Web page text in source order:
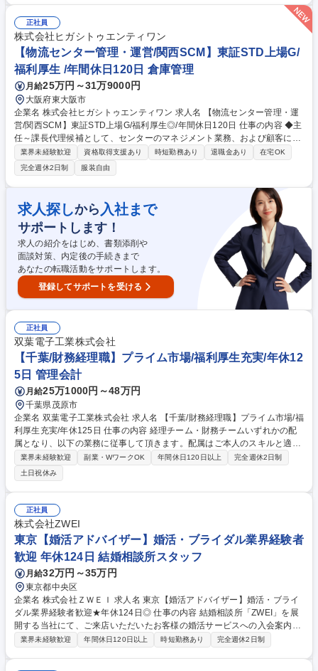
施 ■海外で導入するグローバル生産管理・調達システムの導入 ITコンサ
ル、海外の調達担当者とグローバル調達新業務の立案と決定 ■調達業務の
高度化・効率化を支えるツール開発と運用ルールの浸透 調達ビッグデータ
の戦略活用に向けた分析ツールの作成 (PowerBI) 募集職種 [調達DX］AIお
よび最新ITツールを活用した調達のDX改革 ★女性管理職候補★
正社員
株式会社ヒガシトゥエンティワン
【物流センター管理・運営/関西SCM】東証STD上場G/
福利厚生 /年間休日120日 倉庫管理
月給25万円～31万9000円
大阪府東大阪市
企業名 株式会社ヒガシトゥエンティワン 求人名 【物流センター管理・運
営/関西SCM】東証STD上場G/福利厚生◎/年間休日120日 仕事の内容 ◆主
任～課長代理候補として、センターのマネジメント業務、および顧客に対
する提案・折衝業務をご担当頂きます。将来的にはセンターの責任者を目
指していただくことも可能です◎ 【具体的に】作業の進捗管理や作業力の
把握・調整在庫管理、入出荷管理／スタッフマネジメント顧客への提案、
折衝業務／新たな仕組みの提案、倉庫内の業務改善など。作業者がより効
率的に作業を行えるよう、現場での指示・指導・業務改善などを行い、円
滑なセンター運営を行っていただきます。今後も3PL事業を中心に更なる
拡大を目指しており、新規センターの立上げ企画、事業部長など、チャン
スが多くあります。 募集職種 【物流センター管理・運営/関西SCM】東証
STD上場G/福利厚生◎/年間休日120日
業界未経験歓迎 資格取得支援あり 時短勤務あり 退職金あり
在宅OK
完全週休2日制
服装自由
求人探しから 入社まで
サポートします！
求人の紹介をはじめ、書類添削や
面談対策、内定後の手続きまで
あなたの転職活動をサポートします。
登録してサポートを受ける
正社員
双葉電子工業株式会社
【千葉/財務経理職】プライム市場/福利厚生充実/年休12
5日 管理会計
月給25万1000円～48万円
千葉県茂原市
企業名 双葉電子工業株式会社 求人名 【千葉/財務経理職】プライム市場/福
利厚生充実/年休125日 仕事の内容 経理チーム・財務チームいずれかの配
属となり、以下の業務に従事して頂きます。配属はご本人のスキルと適性
を見て下記業務をお任せいたします。 ・月次等の決算関連業務 ・固定資
産管理、債権債務処理、仕訳起票、チェック ・監査対応補佐・部門別製品
別損益予実績管理補佐 財務関連の経験を積み、当社のビジネスモデルへの
理解を深めながら、事業センターとの連携やグループ会社への赴任を見据
えた業務へとステップアップしていく想定です。 募集職種 【千葉/財務経
理職】プライム市場/福利厚生充実/年休125日
業界未経験歓迎 副業・WワークOK 年間休日120日以上
完全週休2日制
土日祝休み
正社員
株式会社ZWEI
東京【婚活アドバイザー】婚活・ブライダル業界経験者
歓迎 年休124日 結婚相談所スタッフ
月給32万円～35万円
東京都中央区
企業名 株式会社ＺＷＥＩ 求人名 東京【婚活アドバイザー】婚活・ブライ
ダル業界経験者歓迎★年休124日◎ 仕事の内容 結婚相談所「ZWEI」を展
開する当社にて、ご来店いただいたお客様の婚活サービスへの入会案内を
お任せします。お客様とじっくり向き合うカウンセリング営業のため、や
業界未経験歓迎 年間休日120日以上 時短勤務あり 完全週休2日制